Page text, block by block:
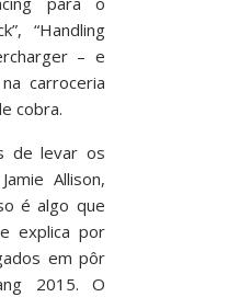
“Handling
– e
carroceria
cobra.
de levar os
Allison,
é algo que
explica por
em pôr
2015. O